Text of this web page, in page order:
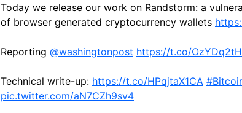
Today we release our work on Randstorm: a
of browser generated cryptocurrency wallets
Reporting @washingtonpost https://t.co/
Technical write-up: https://t.co/HPqjtaX1CA
pic.twitter.com/aN7CZh9sv4